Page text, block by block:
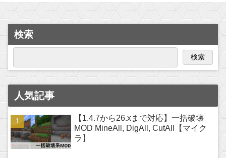
検索
検索
人気記事
【1.4.7から26.xまで対応】一括破壊
MOD MineAll, DigAll, CutAll【マイク
ラ】